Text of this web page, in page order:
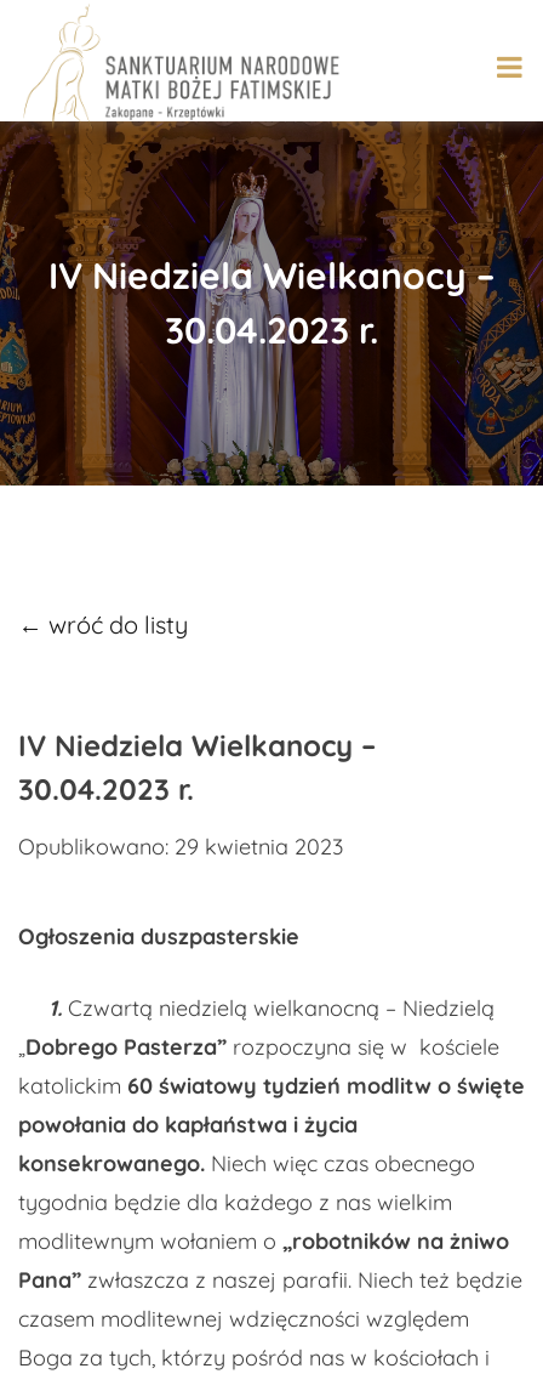
content
IV Niedziela Wielkanocy –
30.04.2023 r.
← wróć do listy
IV Niedziela Wielkanocy –
30.04.2023 r.
Opublikowano: 29 kwietnia 2023
Ogłoszenia duszpasterskie
1. Czwartą niedzielą wielkanocną – Niedzielą
„Dobrego Pasterza” rozpoczyna się w kościele
katolickim 60 światowy tydzień modlitw o święte
powołania do kapłaństwa i życia
konsekrowanego. Niech więc czas obecnego
tygodnia będzie dla każdego z nas wielkim
modlitewnym wołaniem o „robotników na żniwo
Pana” zwłaszcza z naszej parafii. Niech też będzie
czasem modlitewnej wdzięczności względem
Boga za tych, którzy pośród nas w kościołach i